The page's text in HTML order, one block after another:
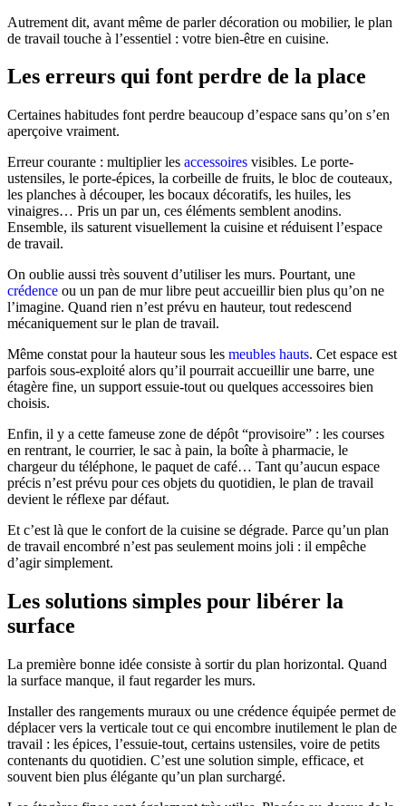
Autrement dit, avant même de parler décoration ou mobilier, le plan
de travail touche à l’essentiel : votre bien-être en cuisine.
Les erreurs qui font perdre de la place
Certaines habitudes font perdre beaucoup d’espace sans qu’on s’en
aperçoive vraiment.
Erreur courante : multiplier les accessoires visibles. Le porte-
ustensiles, le porte-épices, la corbeille de fruits, le bloc de couteaux,
les planches à découper, les bocaux décoratifs, les huiles, les
vinaigres… Pris un par un, ces éléments semblent anodins.
Ensemble, ils saturent visuellement la cuisine et réduisent l’espace
de travail.
On oublie aussi très souvent d’utiliser les murs. Pourtant, une
crédence ou un pan de mur libre peut accueillir bien plus qu’on ne
l’imagine. Quand rien n’est prévu en hauteur, tout redescend
mécaniquement sur le plan de travail.
Même constat pour la hauteur sous les meubles hauts. Cet espace est
parfois sous-exploité alors qu’il pourrait accueillir une barre, une
étagère fine, un support essuie-tout ou quelques accessoires bien
choisis.
Enfin, il y a cette fameuse zone de dépôt “provisoire” : les courses
en rentrant, le courrier, le sac à pain, la boîte à pharmacie, le
chargeur du téléphone, le paquet de café… Tant qu’aucun espace
précis n’est prévu pour ces objets du quotidien, le plan de travail
devient le réflexe par défaut.
Et c’est là que le confort de la cuisine se dégrade. Parce qu’un plan
de travail encombré n’est pas seulement moins joli : il empêche
d’agir simplement.
Les solutions simples pour libérer la
surface
La première bonne idée consiste à sortir du plan horizontal. Quand
la surface manque, il faut regarder les murs.
Installer des rangements muraux ou une crédence équipée permet de
déplacer vers la verticale tout ce qui encombre inutilement le plan de
travail : les épices, l’essuie-tout, certains ustensiles, voire de petits
contenants du quotidien. C’est une solution simple, efficace, et
souvent bien plus élégante qu’un plan surchargé.